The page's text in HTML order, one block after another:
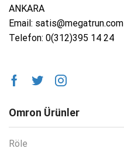
ANKARA
Email: satis@megatrun.com
Telefon: 0(312)395 14 24
Omron Ürünler
Röle